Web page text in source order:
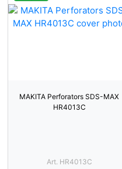
MAKITA Perforators SDS-MAX
HR4013C
Art. HR4013C